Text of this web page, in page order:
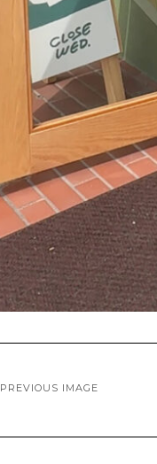
PREVIOUS IMAGE